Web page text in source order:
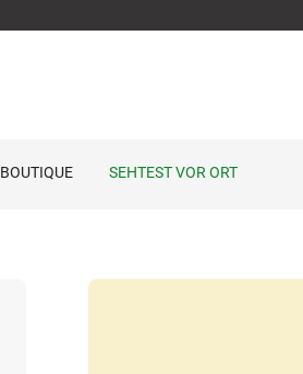
BOUTIQUE SEHTEST VOR ORT